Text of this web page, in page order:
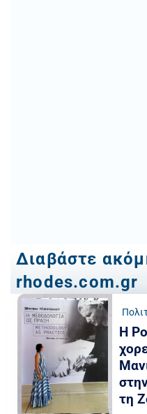
Διαβάστε
rhodes.com.gr
Η
τη